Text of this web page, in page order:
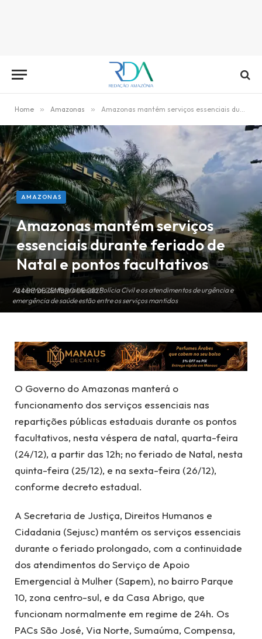
Home » Amazonas » Amazonas mantém serviços essenciais durante feriado de Natal e pontos facultativos
As centrais de flagrantes da Polícia Civil e os atendimentos de urgência e
emergência de saúde estão entre os serviços mantidos
AMAZONAS
Amazonas mantém serviços
essenciais durante feriado de
Natal e pontos facultativos
24 DE DEZEMBRO DE 2025
O Governo do Amazonas manterá o
funcionamento dos serviços essenciais nas
repartições públicas estaduais durante os pontos
facultativos, nesta véspera de natal, quarta-feira
(24/12), a partir das 12h; no feriado de Natal, nesta
quinta-feira (25/12), e na sexta-feira (26/12),
conforme decreto estadual.
A Secretaria de Justiça, Direitos Humanos e
Cidadania (Sejusc) mantém os serviços essenciais
durante o feriado prolongado, com a continuidade
dos atendimentos do Serviço de Apoio
Emergencial à Mulher (Sapem), no bairro Parque
10, zona centro-sul, e da Casa Abrigo, que
funcionam normalmente em regime de 24h. Os
PACs São José, Via Norte, Sumaúma, Compensa,